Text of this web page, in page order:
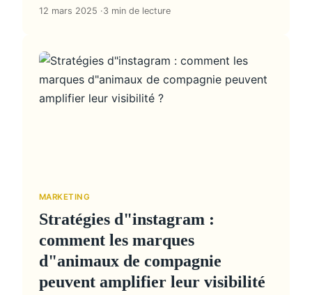
12 mars 2025 3 min de lecture
MARKETING
Stratégies d"instagram :
comment les marques
d"animaux de compagnie
peuvent amplifier leur visibilité